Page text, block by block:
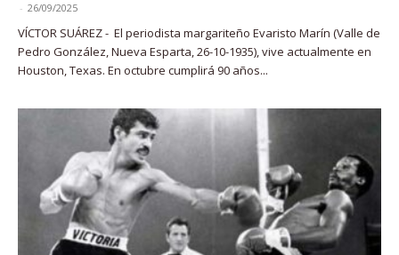
- 26/09/2025
VÍCTOR SUÁREZ - El periodista margariteño Evaristo Marín (Valle de
Pedro González, Nueva Esparta, 26-10-1935), vive actualmente en
Houston, Texas. En octubre cumplirá 90 años...